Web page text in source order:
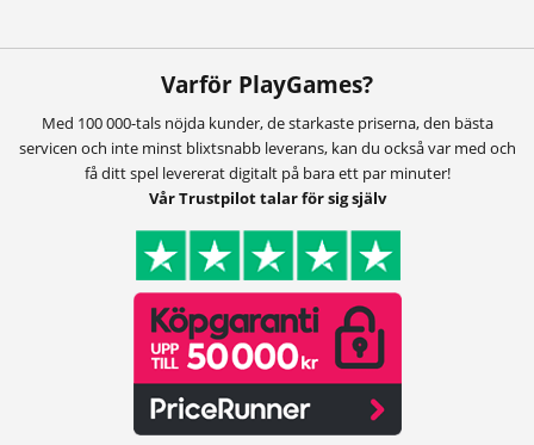
Varför PlayGames?
Med 100 000-tals nöjda kunder, de starkaste priserna, den bästa
servicen och inte minst blixtsnabb leverans, kan du också var med och
få ditt spel levererat digitalt på bara ett par minuter!
Vår Trustpilot talar för sig själv